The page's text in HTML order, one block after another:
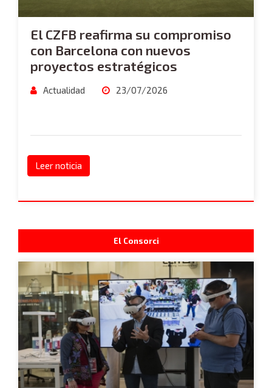
El CZFB reafirma su compromiso
con Barcelona con nuevos
proyectos estratégicos
Actualidad 23/07/2026
Leer noticia
El Consorci